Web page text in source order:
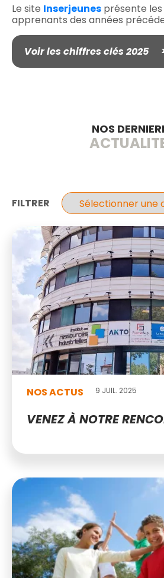
Le site Inserjeunes présente
apprenants des années
Voir les chiffres clés 2025
NOS
FILTRER
NOS ACTUS 9 JUIL. 2025
VENEZ À NOTRE